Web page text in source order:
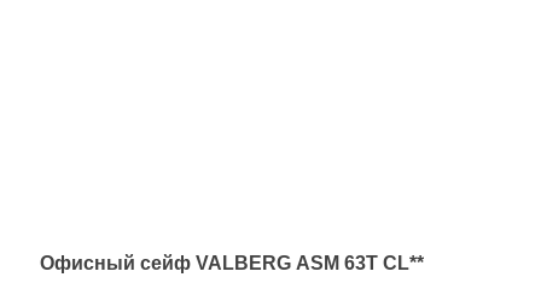
Офисный сейф VALBERG ASM 63T CL**